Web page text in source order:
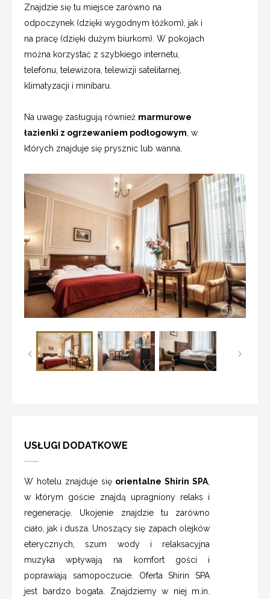
Znajdzie się tu miejsce zarówno na
odpoczynek (dzięki wygodnym łóżkom), jak i
na pracę (dzięki dużym biurkom). W pokojach
można korzystać z szybkiego internetu,
telefonu, telewizora, telewizji satelitarnej,
klimatyzacji i minibaru.
Na uwagę zasługują również marmurowe
łazienki z ogrzewaniem podłogowym , w
których znajduje się prysznic lub wanna.
USŁUGI DODATKOWE
W hotelu znajduje się orientalne Shirin SPA,
w którym goście znajdą upragniony relaks i
regenerację. Ukojenie znajdzie tu zarówno
ciało, jak i dusza. Unoszący się zapach olejków
eterycznych, szum wody i relaksacyjna
muzyka wpływają na komfort gości i
poprawiają samopoczucie. Oferta Shirin SPA
jest bardzo bogata. Znajdziemy w niej m.in.